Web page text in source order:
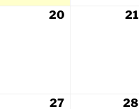
20 21
27
28